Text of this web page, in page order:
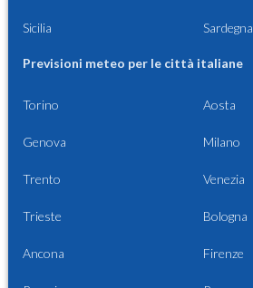
Sicilia Sardegna
Previsioni meteo per le città italiane
Torino Aosta
Genova Milano
Trento Venezia
Trieste Bologna
Ancona Firenze